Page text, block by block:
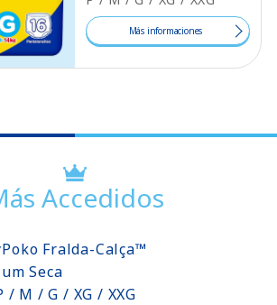
Más informaciones
Accedidos
Fralda-Calça™
Seca
/ M / G / XG / XXG